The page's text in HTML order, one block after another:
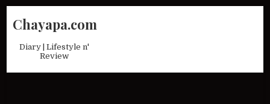
Chayapa.com
Diary | Lifestyle n'
Review